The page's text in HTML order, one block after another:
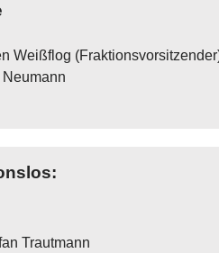
Weißflog
Neumann
Trautmann